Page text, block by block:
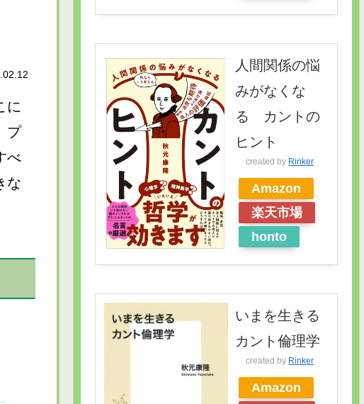
に
プ
べ
な
人間関係の悩
みがなくな
る カントの
ヒント
created by Rinker
Amazon
楽天市場
honto
いまを生きる
カント倫理学
created by Rinker
Amazon